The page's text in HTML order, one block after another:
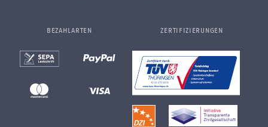
BEZAHLARTEN ZERTIFIZIERUNGEN